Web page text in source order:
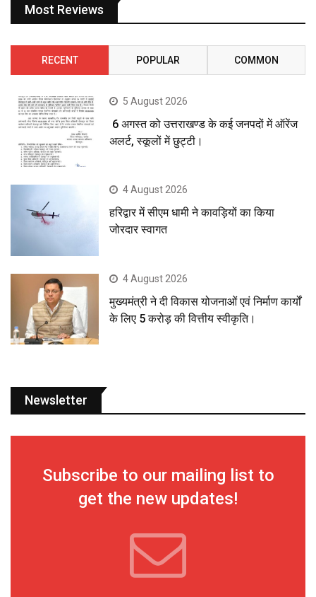
Most Reviews
RECENT POPULAR COMMON
5 August 2026
6 अगस्त को उत्तराखण्ड के कई जनपदों में ऑरेंज
अलर्ट, स्कूलों में छुट्टी।
4 August 2026
हरिद्वार में सीएम धामी ने कावड़ियों का किया
जोरदार स्वागत
4 August 2026
मुख्यमंत्री ने दी विकास योजनाओं एवं निर्माण कार्यों
के लिए 5 करोड़ की वित्तीय स्वीकृति।
Newsletter
Subscribe to our mailing list to
get the new updates!